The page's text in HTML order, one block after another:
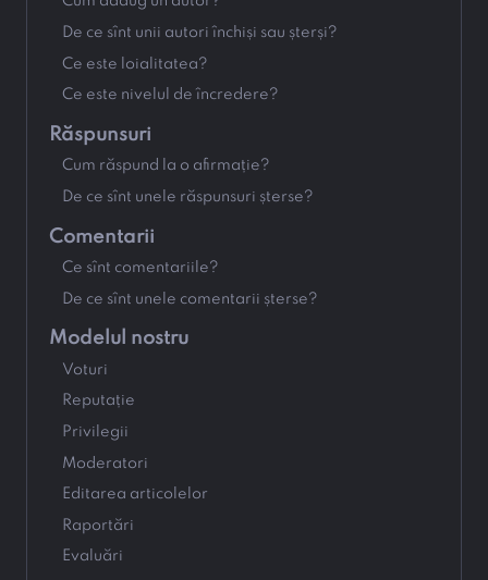
De ce sînt unii autori închiși sau șterși?
Ce este loialitatea?
Ce este nivelul de încredere?
Răspunsuri
Cum răspund la o afirmație?
De ce sînt unele răspunsuri șterse?
Comentarii
Ce sînt comentariile?
De ce sînt unele comentarii șterse?
Modelul nostru
Voturi
Reputație
Privilegii
Moderatori
Editarea articolelor
Raportări
Evaluări